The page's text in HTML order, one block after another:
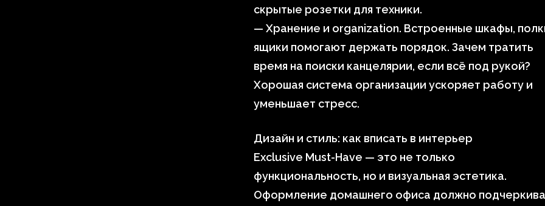
скрытые розетки для техники.
— Хранение и organization. Встроенные шкафы,
ящики помогают держать порядок. Зачем тратить
время на поиски канцелярии, если всё под рукой?
Хорошая система организации ускоряет работу и
уменьшает стресс.
Дизайн и стиль: как вписать в интерьер
Exclusive Must-Have — это не только
функциональность, но и визуальная эстетика.
Оформление домашнего офиса должно